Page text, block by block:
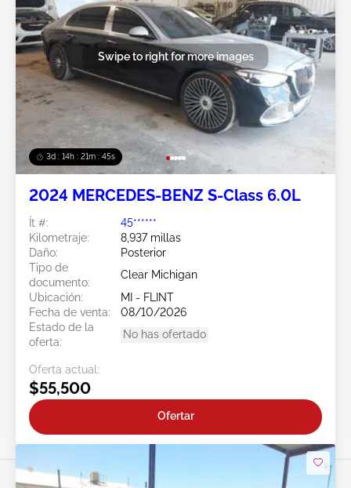
3d : 14h : 21m : 43s
Swipe to right for more images
2024 MERCEDES-BENZ S-Class 6.0L
Ít #:
45******
Kilometraje:
8,937 millas
Daño:
Posterior
Tipo de
documento:
Clear Michigan
Ubicación:
MI - FLINT
Fecha de venta:
08/10/2026
Estado de la
oferta:
No has ofertado
Oferta actual:
$55,500
Ofertar